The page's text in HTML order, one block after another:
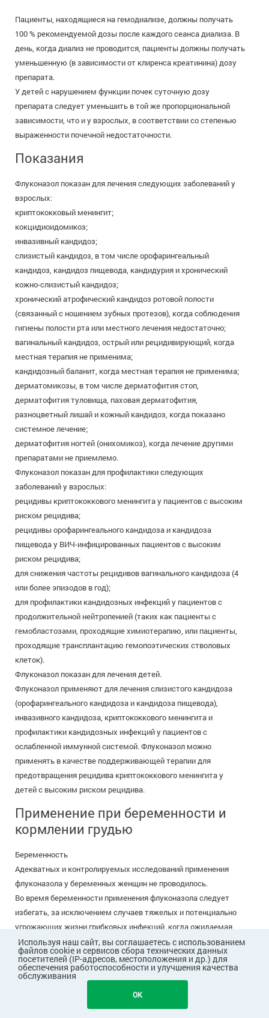
В КОРЗИНУ 276
Пациенты, находящиеся на гемодиализе, должны получать
100 % рекомендуемой дозы после каждого сеанса диализа. В
день, когда диализ не проводится, пациенты должны получать
уменьшенную (в зависимости от клиренса креатинина) дозу
препарата.
У детей с нарушением функции почек суточную дозу
препарата следует уменьшить в той же пропорциональной
зависимости, что и у взрослых, в соответствии со степенью
выраженности почечной недостаточности.
Показания
Флуконазол показан для лечения следующих заболеваний у
взрослых:
криптококковый менингит;
кокцидиоидомикоз;
инвазивный кандидоз;
слизистый кандидоз, в том числе орофарингеальный
кандидоз, кандидоз пищевода, кандидурия и хронический
кожно-слизистый кандидоз;
хронический атрофический кандидоз ротовой полости
(связанный с ношением зубных протезов), когда соблюдения
гигиены полости рта или местного лечения недостаточно;
вагинальный кандидоз, острый или рецидивирующий, когда
местная терапия не применима;
кандидозный баланит, когда местная терапия не применима;
дерматомикозы, в том числе дерматофития стоп,
дерматофития туловища, паховая дерматофития,
разноцветный лишай и кожный кандидоз, когда показано
системное лечение;
дерматофития ногтей (онихомикоз), когда лечение другими
препаратами не приемлемо.
Флуконазол показан для профилактики следующих
заболеваний у взрослых:
рецидивы криптококкового менингита у пациентов с высоким
риском рецидива;
рецидивы орофарингеального кандидоза и кандидоза
пищевода у ВИЧ-инфицированных пациентов с высоким
риском рецидива;
для снижения частоты рецидивов вагинального кандидоза (4
или более эпизодов в год);
для профилактики кандидозных инфекций у пациентов с
продолжительной нейтропенией (таких как пациенты с
гемобластозами, проходящие химиотерапию, или пациенты,
проходящие трансплантацию гемопоэтических стволовых
клеток).
Флуконазол показан для лечения детей.
Флуконазол применяют для лечения слизистого кандидоза
(орофарингеального кандидоза и кандидоза пищевода),
инвазивного кандидоза, криптококкового менингита и
профилактики кандидозных инфекций у пациентов с
ослабленной иммунной системой. Флуконазол можно
применять в качестве поддерживающей терапии для
предотвращения рецидива криптококкового менингита у
детей с высоким риском рецидива.
Применение при беременности и
кормлении грудью
Беременность
Адекватных и контролируемых исследований применения
флуконазола у беременных женщин не проводилось.
Во время беременности применения флуконазола следует
избегать, за исключением случаев тяжелых и потенциально
угрожающих жизни грибковых инфекций, когда ожидаемая
польза лечения для матери превышает возможный риск для
плода.
Необходимо рассмотреть эффективные методы
контрацепции у женщин детородного возраста в течение
всего периода лечения и приблизительно в течение недели (5-6
Используя наш сайт, вы соглашаетесь с использованием
файлов cookie и сервисов сбора технических данных
посетителей (IP-адресов, местоположения и др.) для
обеспечения работоспособности и улучшения качества
обслуживания
OK